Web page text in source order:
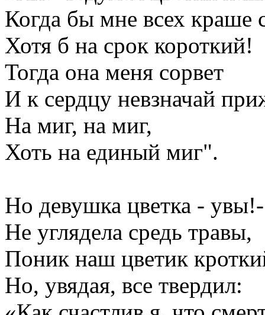
Когда бы мне всех краше
Хотя б на срок короткий!
Тогда она меня сорвет
И к сердцу невзначай
На миг, на миг,
Хоть на единый миг".
Но девушка цветка - увы!-
Не углядела средь травы,
Поник наш цветик
Но, увядая, все твердил: